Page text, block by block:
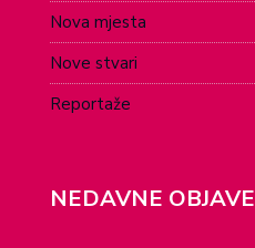
Nova mjesta
Nove stvari
Reportaže
NEDAVNE OBJAVE